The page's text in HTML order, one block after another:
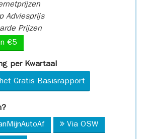
Adviesprijs
Prijzen
€5
per Kwartaal
Gratis Basisrapport
Via OSW